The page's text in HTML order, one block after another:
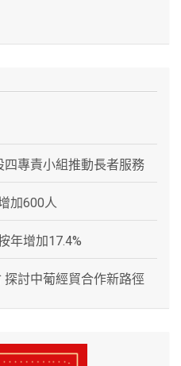
專責小組推動長者服務
加600人
年增加17.4%
討中葡經貿合作新路徑